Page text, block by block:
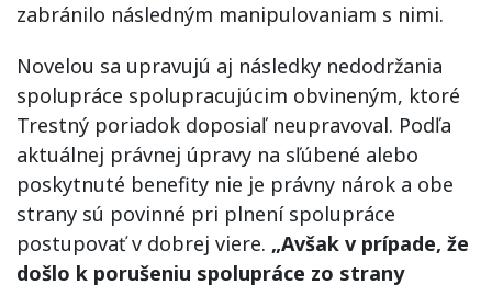
zabránilo následným manipulovaniam s nimi.
Novelou sa upravujú aj následky nedodržania
spolupráce spolupracujúcim obvineným, ktoré
Trestný poriadok doposiaľ neupravoval. Podľa
aktuálnej právnej úpravy na sľúbené alebo
poskytnuté benefity nie je právny nárok a obe
strany sú povinné pri plnení spolupráce
postupovať v dobrej viere. „Avšak v prípade, že
došlo k porušeniu spolupráce zo strany